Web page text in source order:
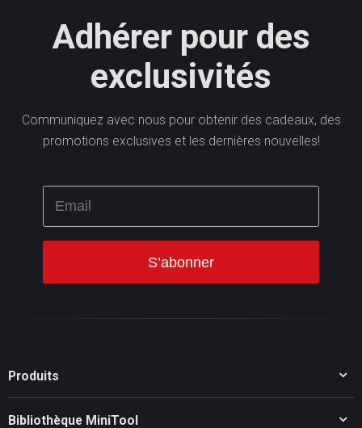
Adhérer pour des
exclusivités
Communiquez avec nous pour obtenir des cadeaux, des
promotions exclusives et les dernières nouvelles!
Produits
MiniTool Power Data Recovery
Bibliothèque MiniTool